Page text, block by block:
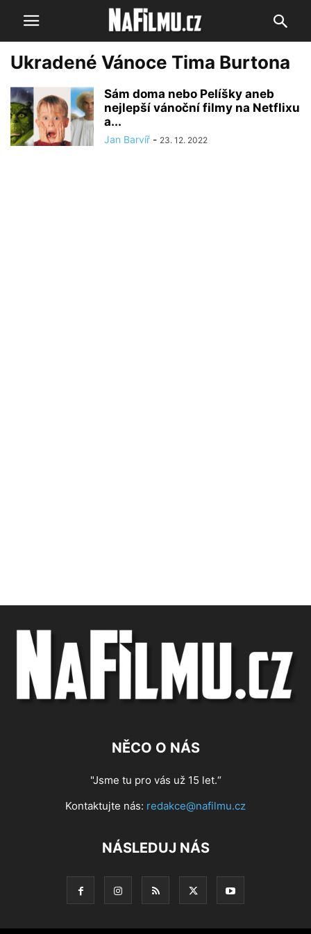
Ukradené Vánoce Tima Burtona
Sám doma nebo Pelíšky aneb
nejlepší vánoční filmy na Netflixu
a...
Jan Barvíř - 23. 12. 2022
NĚCO O NÁS
"Jsme tu pro vás už 15 let.“
Kontaktujte nás: redakce@nafilmu.cz
NÁSLEDUJ NÁS